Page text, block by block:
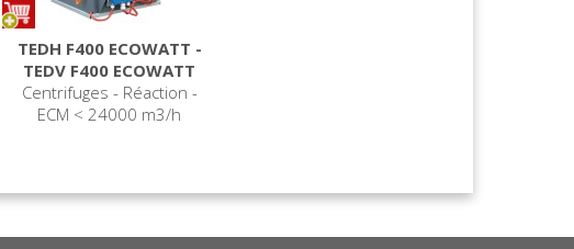
TEDH F400 ECOWATT -
TEDV F400 ECOWATT
Centrifuges - Réaction -
ECM < 24000 m3/h